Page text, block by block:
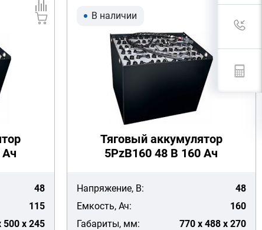
Ач
48
115
500 x 245
В наличии
Тяговый аккумулятор
5PzB160 48 В 160 Ач
Напряжение, В:
48
Емкость, Ач:
160
Габариты, мм:
770 x 488 x 270